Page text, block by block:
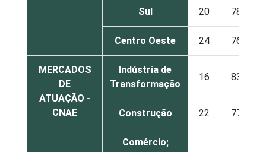
Sul 20 78
Centro Oeste 24 76
MERCADOS
DE
ATUAÇÃO -
CNAE
Indústria de
Transformação
16 83
Construção 22 77
Comércio;